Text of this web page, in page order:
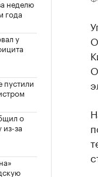
неделю
года
у
пустили
о
за